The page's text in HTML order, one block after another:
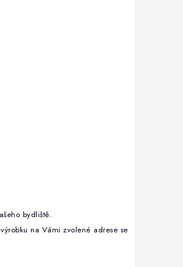
bydliště.
na Vámi zvolené adrese se